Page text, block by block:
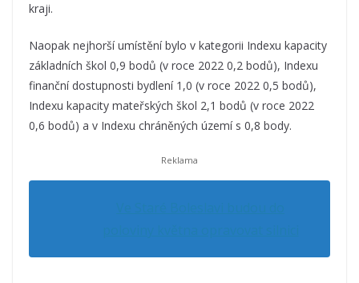
kraji.
Naopak nejhorší umístění bylo v kategorii Indexu kapacity
základních škol 0,9 bodů (v roce 2022 0,2 bodů), Indexu
finanční dostupnosti bydlení 1,0 (v roce 2022 0,5 bodů),
Indexu kapacity mateřských škol 2,1 bodů (v roce 2022
0,6 bodů) a v Indexu chráněných území s 0,8 body.